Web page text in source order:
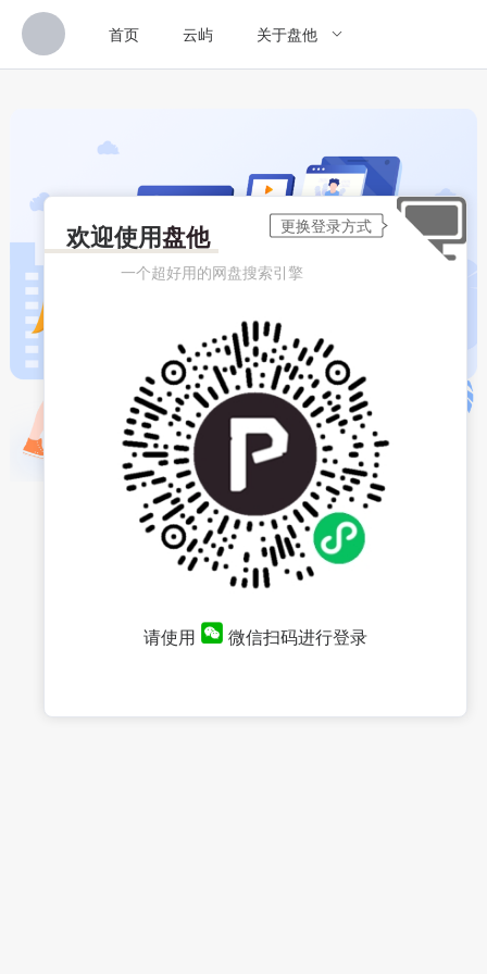
首页 云屿 关于盘他
欢迎使用盘他
一个超好用的网盘搜索引擎
请使用 微信扫码进行登录